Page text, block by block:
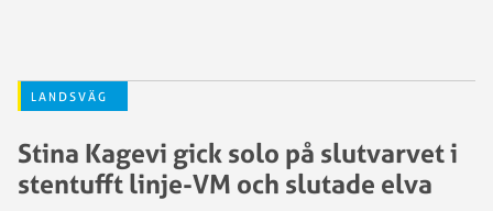
LANDSVÄG
Stina Kagevi gick solo på slutvarvet i
stentufft linje-VM och slutade elva